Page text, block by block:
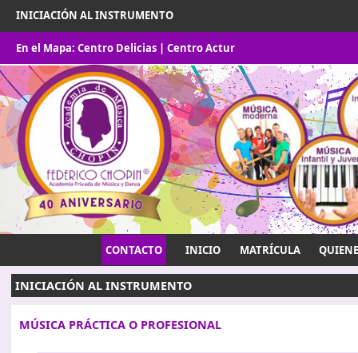
INICIACIÓN AL INSTRUMENTO
En el Mapa:Centro Delicias |Centro Actur
CONTACTO INICIO MATRÍCULA
INICIACIÓN AL INSTRUMENTO
MÚSICA PRÁCTICA O PROFESIONAL